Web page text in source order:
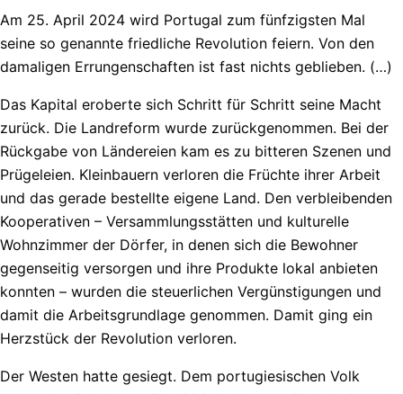
Am 25. April 2024 wird Portugal zum fünfzigsten Mal
seine so genannte friedliche Revolution feiern. Von den
damaligen Errungenschaften ist fast nichts geblieben. (…)
Das Kapital eroberte sich Schritt für Schritt seine Macht
zurück. Die Landreform wurde zurückgenommen. Bei der
Rückgabe von Ländereien kam es zu bitteren Szenen und
Prügeleien. Kleinbauern verloren die Früchte ihrer Arbeit
und das gerade bestellte eigene Land. Den verbleibenden
Kooperativen – Versammlungsstätten und kulturelle
Wohnzimmer der Dörfer, in denen sich die Bewohner
gegenseitig versorgen und ihre Produkte lokal anbieten
konnten – wurden die steuerlichen Vergünstigungen und
damit die Arbeitsgrundlage genommen. Damit ging ein
Herzstück der Revolution verloren.
Der Westen hatte gesiegt. Dem portugiesischen Volk